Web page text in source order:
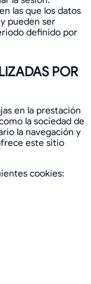
las que los datos
pueden ser
definido por
POR
en la prestación
la sociedad de
la navegación y
este sitio
cookies: